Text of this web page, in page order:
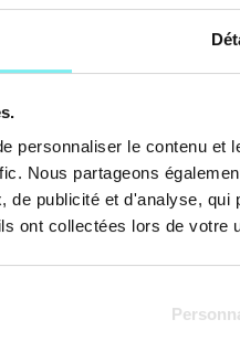
personnaliser le contenu
Nous partageons
de publicité et d'analyse,
ont collectées lors de votre